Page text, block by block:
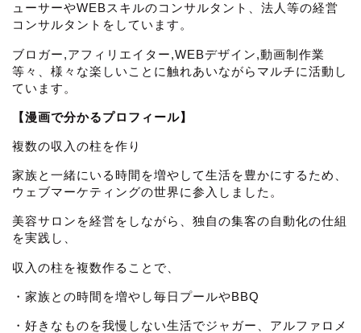
ューサーやWEBスキルのコンサルタント、法人等の経営
コンサルタントをしています。
ブロガー,アフィリエイター,WEBデザイン,動画制作業
等々、様々な楽しいことに触れあいながらマルチに活動し
ています。
【漫画で分かるプロフィール】
複数の収入の柱を作り
家族と一緒にいる時間を増やして生活を豊かにするため、
ウェブマーケティングの世界に参入しました。
美容サロンを経営をしながら、独自の集客の自動化の仕組
を実践し、
収入の柱を複数作ることで、
・家族との時間を増やし毎日プールやBBQ
・好きなものを我慢しない生活でジャガー、アルファロメ